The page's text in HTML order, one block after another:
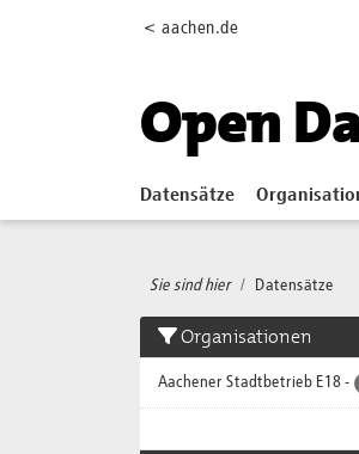
< aachen.de
Open
Datensätze
Sie sind hier Datensätze
Organisationen
Aachener Stadtbetrieb E18 -